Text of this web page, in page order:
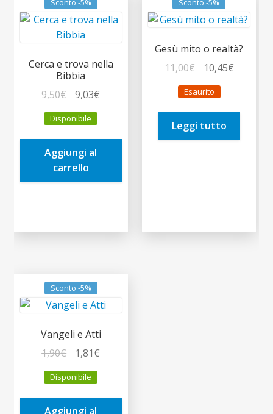
Sconto -5%
Cerca e trova nella
Bibbia
9,50€
prezzo
originale
era:
9,50€.
9,03€
è:
Disponibile
Aggiungi al
carrello
Sconto -5%
Gesù mito o realtà?
11,00€
prezzo
originale
era:
11,00€.
10,45€Il
è:
Esaurito
Leggi tutto
Sconto -5%
Vangeli e Atti
1,90€
prezzo
originale
era:
1,81€
è:
Disponibile
Aggiungi al